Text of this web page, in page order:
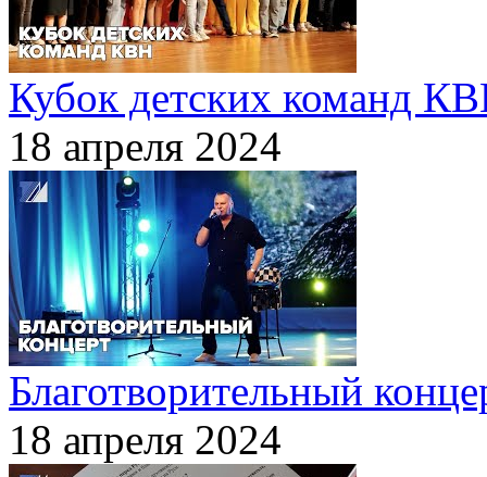
Кубок детских команд
18 апреля 2024
Благотворительный
18 апреля 2024